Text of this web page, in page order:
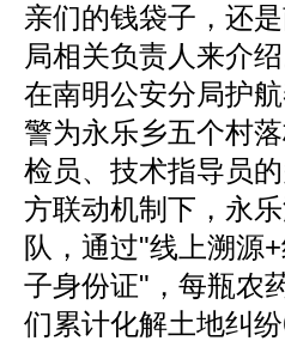
亲们的钱袋子，还
局相关负责人来介绍
在南明公安分局护
警为永乐乡五个村
检员、技术指导员
方联动机制下，永
队，通过"线上溯源
子身份证"，每瓶农
们累计化解土地纠